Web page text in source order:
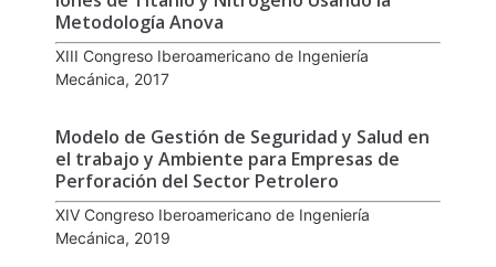
Metodología Anova
XIII Congreso Iberoamericano de Ingeniería
Mecánica, 2017
Modelo de Gestión de Seguridad y Salud en
el trabajo y Ambiente para Empresas de
Perforación del Sector Petrolero
XIV Congreso Iberoamericano de Ingeniería
Mecánica, 2019